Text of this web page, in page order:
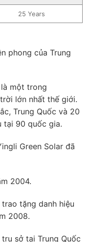
25 Years
phong của Trung
một trong
lớn nhất thế giới.
Trung Quốc và 20
tại 90 quốc gia.
Green Solar đã
2004.
tặng danh hiệu
2008.
sở tại Trung Quốc